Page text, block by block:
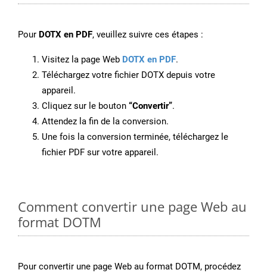
Pour DOTX en PDF, veuillez suivre ces étapes :
Visitez la page Web DOTX en PDF.
Téléchargez votre fichier DOTX depuis votre
appareil.
Cliquez sur le bouton “Convertir”.
Attendez la fin de la conversion.
Une fois la conversion terminée, téléchargez le
fichier PDF sur votre appareil.
Comment convertir une page Web au
format DOTM
Pour convertir une page Web au format DOTM, procédez